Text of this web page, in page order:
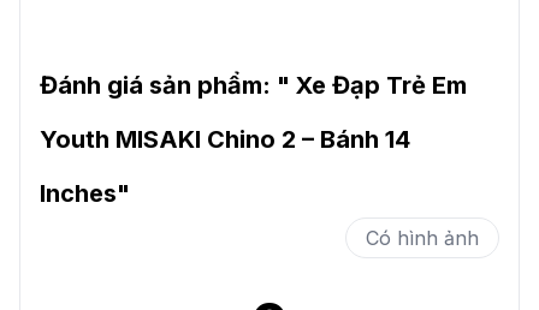
Đánh giá sản phẩm: " Xe Đạp Trẻ Em
Youth MISAKI Chino 2 – Bánh 14
Inches"
Có hình ảnh